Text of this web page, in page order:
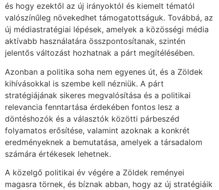
és hogy ezektől az új irányoktól és kiemelt tématól
valószínűleg növekedhet támogatottságuk. Továbbá, az
új médiastratégiai lépések, amelyek a közösségi média
aktívabb használatára összpontosítanak, szintén
jelentős változást hozhatnak a párt megítélésében.
Azonban a politika soha nem egyenes út, és a Zöldek
kihívásokkal is szembe kell nézniük. A párt
stratégiájának sikeres megvalósítása és a politikai
relevancia fenntartása érdekében fontos lesz a
döntéshozók és a választók közötti párbeszéd
folyamatos erősítése, valamint azoknak a konkrét
eredményeknek a bemutatása, amelyek a társadalom
számára értékesek lehetnek.
A közelgő politikai év végére a Zöldek reményei
magasra törnek, és bíznak abban, hogy az új stratégiáik